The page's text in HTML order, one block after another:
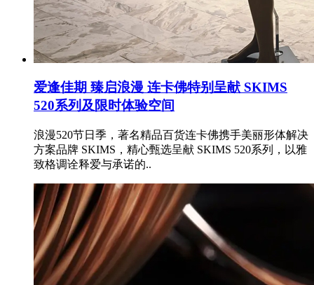
爱逢佳期 臻启浪漫 连卡佛特别呈献 SKIMS
520系列及限时体验空间
浪漫520节日季，著名精品百货连卡佛携手美丽形体解决
方案品牌 SKIMS，精心甄选呈献 SKIMS 520系列，以雅
致格调诠释爱与承诺的..